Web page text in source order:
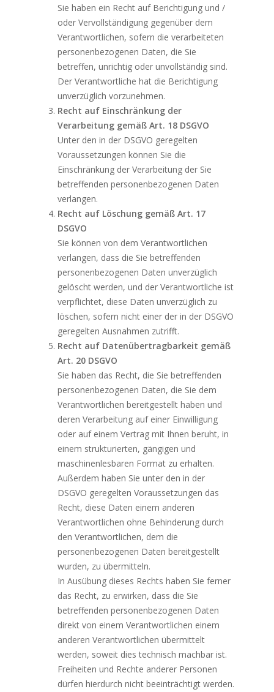
Sie haben ein Recht auf Berichtigung und /
oder Vervollständigung gegenüber dem
Verantwortlichen, sofern die verarbeiteten
personenbezogenen Daten, die Sie
betreffen, unrichtig oder unvollständig sind.
Der Verantwortliche hat die Berichtigung
unverzüglich vorzunehmen.
Recht auf Einschränkung der
Verarbeitung gemäß Art. 18 DSGVO
Unter den in der DSGVO geregelten
Voraussetzungen können Sie die
Einschränkung der Verarbeitung der Sie
betreffenden personenbezogenen Daten
verlangen.
Recht auf Löschung gemäß Art. 17
DSGVO
Sie können von dem Verantwortlichen
verlangen, dass die Sie betreffenden
personenbezogenen Daten unverzüglich
gelöscht werden, und der Verantwortliche ist
verpflichtet, diese Daten unverzüglich zu
löschen, sofern nicht einer der in der DSGVO
geregelten Ausnahmen zutrifft.
Recht auf Datenübertragbarkeit gemäß
Art. 20 DSGVO
Sie haben das Recht, die Sie betreffenden
personenbezogenen Daten, die Sie dem
Verantwortlichen bereitgestellt haben und
deren Verarbeitung auf einer Einwilligung
oder auf einem Vertrag mit Ihnen beruht, in
einem strukturierten, gängigen und
maschinenlesbaren Format zu erhalten.
Außerdem haben Sie unter den in der
DSGVO geregelten Voraussetzungen das
Recht, diese Daten einem anderen
Verantwortlichen ohne Behinderung durch
den Verantwortlichen, dem die
personenbezogenen Daten bereitgestellt
wurden, zu übermitteln.
In Ausübung dieses Rechts haben Sie ferner
das Recht, zu erwirken, dass die Sie
betreffenden personenbezogenen Daten
direkt von einem Verantwortlichen einem
anderen Verantwortlichen übermittelt
werden, soweit dies technisch machbar ist.
Freiheiten und Rechte anderer Personen
dürfen hierdurch nicht beeinträchtigt werden.